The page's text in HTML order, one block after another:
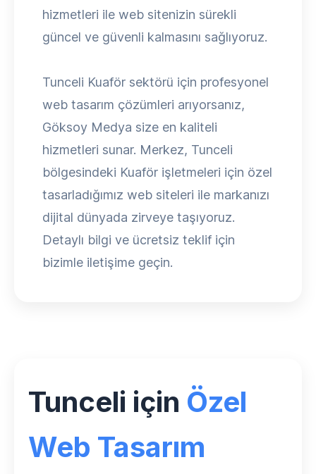
hizmetleri ile web sitenizin sürekli
güncel ve güvenli kalmasını sağlıyoruz.
Tunceli Kuaför sektörü için profesyonel
web tasarım çözümleri arıyorsanız,
Göksoy Medya size en kaliteli
hizmetleri sunar. Merkez, Tunceli
bölgesindeki Kuaför işletmeleri için özel
tasarladığımız web siteleri ile markanızı
dijital dünyada zirveye taşıyoruz.
Detaylı bilgi ve ücretsiz teklif için
bizimle iletişime geçin.
Tunceli için Özel
Web Tasarım